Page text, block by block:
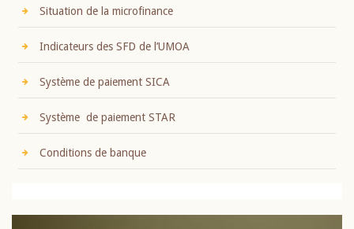
Situation de la microfinance
Indicateurs des SFD de l’UMOA
Système de paiement SICA
Système de paiement STAR
Conditions de banque